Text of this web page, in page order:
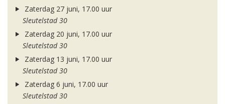
Zaterdag 27 juni, 17.00 uur
Sleutelstad 30
Zaterdag 20 juni, 17.00 uur
Sleutelstad 30
Zaterdag 13 juni, 17.00 uur
Sleutelstad 30
Zaterdag 6 juni, 17.00 uur
Sleutelstad 30